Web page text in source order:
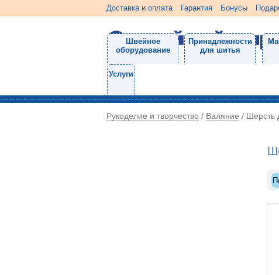
Доставка и оплата Гарантия Бонусы
Швейное
оборудование
Принадлежности
для шитья
Услуги
Рукоделие и творчество / Валяние / Шерсть